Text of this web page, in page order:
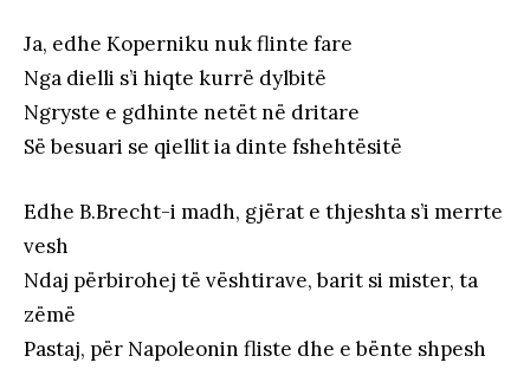
Ja, edhe Koperniku nuk flinte fare
Nga dielli s’i hiqte kurrë dylbitë
Ngryste e gdhinte netët në dritare
Së besuari se qiellit ia dinte fshehtësitë
Edhe B.Brecht-i madh, gjërat e thjeshta s’i merrte
vesh
Ndaj përbirohej të vështirave, barit si mister, ta
zëmë
Pastaj, për Napoleonin fliste dhe e bënte shpesh